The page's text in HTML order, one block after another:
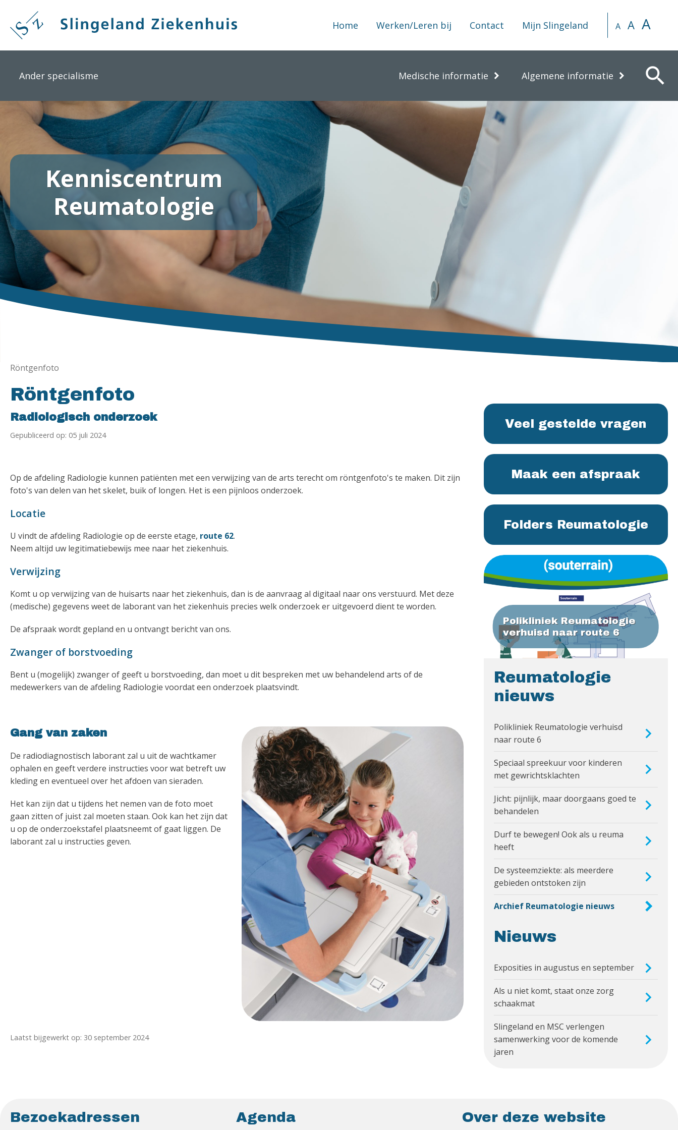
naar
Home Werken/Leren bij Contact Mijn Slingeland A A A
Ander specialisme Medische informatie Algemene informatie search
Kenniscentrum
Reumatologie
Röntgenfoto
Röntgenfoto
Radiologisch onderzoek
Gepubliceerd op: 05 juli 2024
Op de afdeling Radiologie kunnen patiënten met een verwijzing van de arts terecht om röntgenfoto's te maken. Dit zijn
foto's van delen van het skelet, buik of longen. Het is een pijnloos onderzoek.
Locatie
U vindt de afdeling Radiologie op de eerste etage, route 62.
Neem altijd uw legitimatiebewijs mee naar het ziekenhuis.
Verwijzing
Komt u op verwijzing van de huisarts naar het ziekenhuis, dan is de aanvraag al digitaal naar ons verstuurd. Met deze
(medische) gegevens weet de laborant van het ziekenhuis precies welk onderzoek er uitgevoerd dient te worden.
De afspraak wordt gepland en u ontvangt bericht van ons.
Zwanger of borstvoeding
Bent u (mogelijk) zwanger of geeft u borstvoeding, dan moet u dit bespreken met uw behandelend arts of de
medewerkers van de afdeling Radiologie voordat een onderzoek plaatsvindt.
Gang van zaken
De radiodiagnostisch laborant zal u uit de wachtkamer
ophalen en geeft verdere instructies voor wat betreft uw
kleding en eventueel over het afdoen van sieraden.
Het kan zijn dat u tijdens het nemen van de foto moet
gaan zitten of juist zal moeten staan. Ook kan het zijn dat
u op de onderzoekstafel plaatsneemt of gaat liggen. De
laborant zal u instructies geven.
Laatst bijgewerkt op: 30 september 2024
Veel gestelde vragen
Maak een afspraak
Folders Reumatologie
Polikliniek Reumatologie
verhuisd naar route 6
Reumatologie
nieuws
Polikliniek Reumatologie verhuisd
naar route 6
Speciaal spreekuur voor kinderen
met gewrichtsklachten
Jicht: pijnlijk, maar doorgaans goed te
behandelen
Durf te bewegen! Ook als u reuma
heeft
De systeemziekte: als meerdere
gebieden ontstoken zijn
Archief Reumatologie nieuws
Nieuws
Exposities in augustus en september
Als u niet komt, staat onze zorg
schaakmat
Slingeland en MSC verlengen
samenwerking voor de komende
jaren
Bezoekadressen Agenda Over deze website